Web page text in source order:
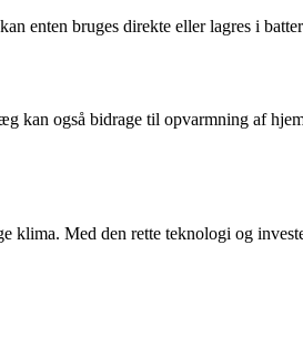
enten bruges direkte eller lagres i
kan også bidrage til opvarmning af
klima. Med den rette teknologi og